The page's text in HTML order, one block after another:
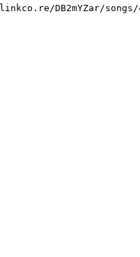
DB2mYZar/